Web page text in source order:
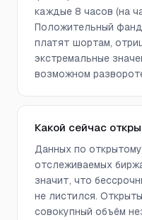
каждые 8 часов (на
Положительный
платят шортам,
экстремальные
возможном
Какой сейчас
Данных по
отслеживаемых
значит, что
не листился.
совокупный объём